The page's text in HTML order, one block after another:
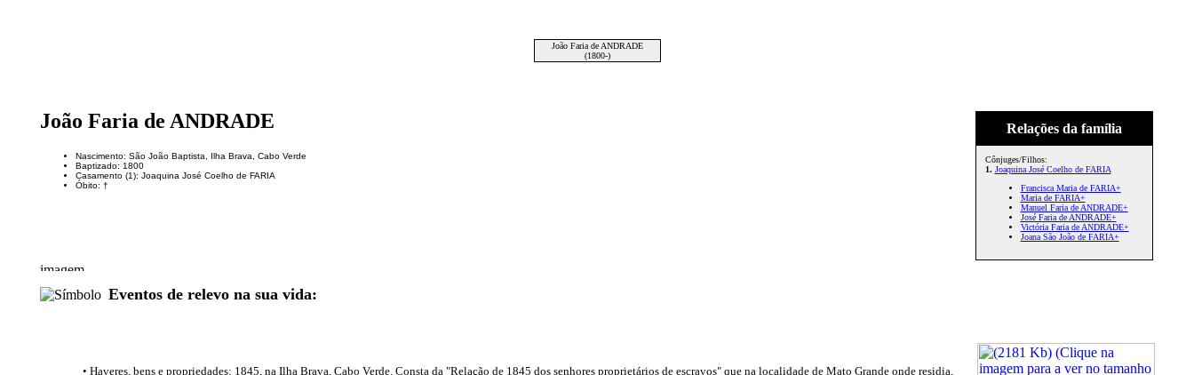
João Faria de ANDRADE
(1800-)
Relações da família
Cônjuges/Filhos:
1. Joaquina José Coelho de FARIA
Francisca Maria de FARIA+
Maria de FARIA+
Manuel Faria de ANDRADE+
José Faria de ANDRADE+
Victória Faria de ANDRADE+
Joana São João de FARIA+
João Faria de ANDRADE
Nascimento: São João Baptista, Ilha Brava, Cabo Verde
Baptizado: 1800
Casamento (1): Joaquina José Coelho de FARIA
Óbito: †
Eventos de relevo na sua vida:
• Haveres, bens e propriedades: 1845, na Ilha Brava, Cabo Verde. Consta da "Relação de 1845 dos senhores proprietários de escravos" que na localidade de Mato Grandeonde residia,